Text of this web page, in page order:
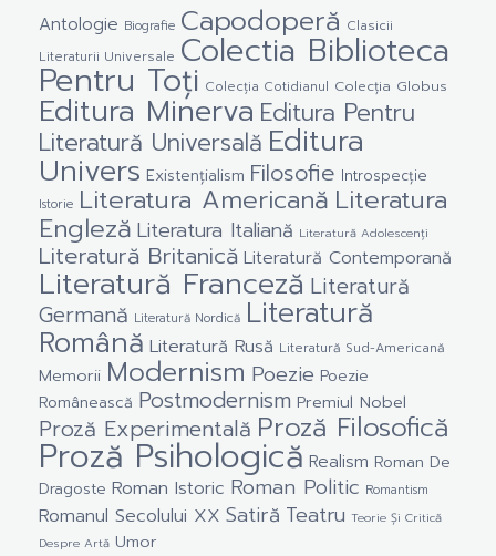
Antologie Biografie Capodoperă Clasicii
Literaturii Universale Colectia Biblioteca
Pentru Toți Colecția Cotidianul Colecția Globus
Editura Minerva Editura Pentru
Literatură Universală Editura
Univers Existențialism Filosofie Introspecție
Istorie Literatura Americană Literatura
Engleză Literatura Italiană Literatură Adolescenți
Literatură Britanică Literatură Contemporană
Literatură Franceză Literatură
Germană Literatură Nordică Literatură
Română Literatură Rusă Literatură Sud-Americană
Memorii Modernism Poezie Poezie
Românească Postmodernism Premiul Nobel
Proză Experimentală Proză Filosofică
Proză Psihologică Realism Roman De
Dragoste Roman Istoric Roman Politic Romantism
Romanul Secolului XX Satiră Teatru Teorie Și Critică
Despre Artă Umor